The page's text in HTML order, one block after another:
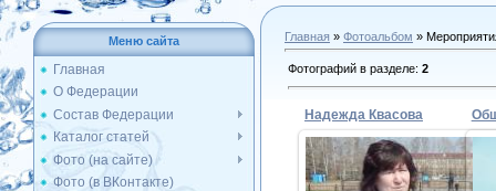
Меню сайта
Главная
О Федерации
Состав Федерации
Каталог статей
Фото (на сайте)
Фото (в ВКонтакте)
Главная » Фотоальбом »
Фотографий в разделе: 2
Надежда Квасова